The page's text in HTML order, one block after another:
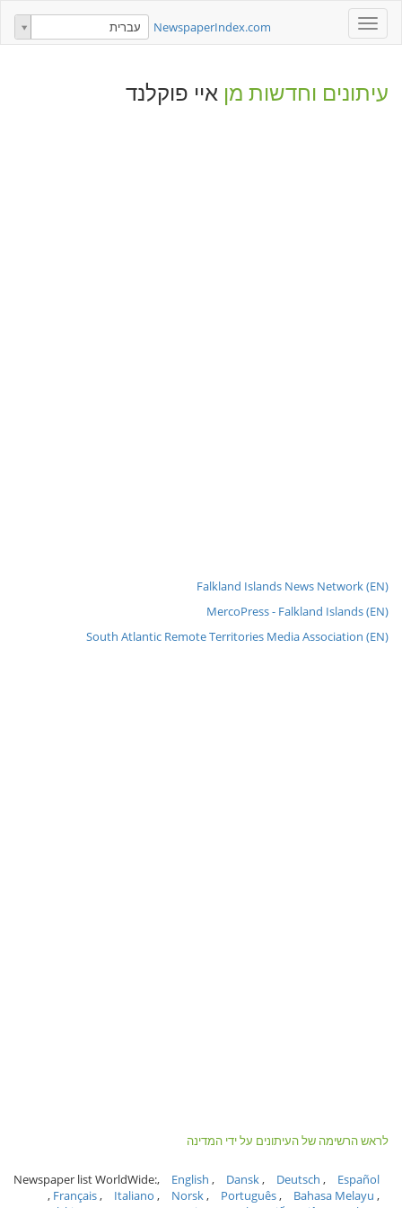
Toggle
navigation
NewspaperIndex.com עברית
עיתונים וחדשות מן איי פוקלנד
Falkland Islands News Network (EN)
MercoPress - Falkland Islands (EN)
South Atlantic Remote Territories Media Association (EN)
לראש הרשימה של העיתונים על ידי המדינה
Newspaper list WorldWide: English Dansk Deutsch
Español
Français
Italiano Norsk Português
Bahasa Melayu